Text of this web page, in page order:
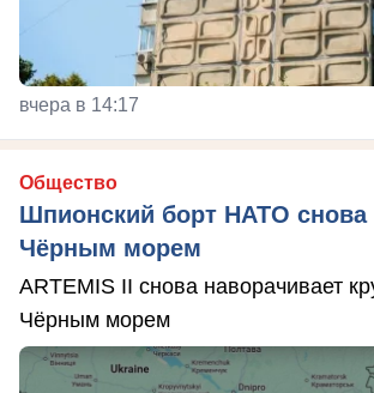
вчера в 14:17
Общество
Шпионский борт НАТО снова
Чёрным морем
ARTEMIS II снова наворачивает
Чёрным морем